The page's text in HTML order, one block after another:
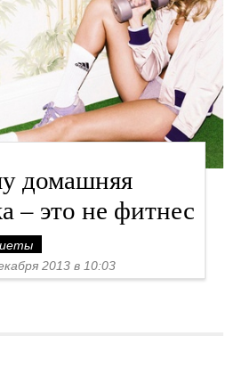
домашняя
– это не фитнес
2013 в 10:03